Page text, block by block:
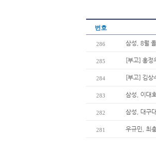
번호
286 삼성, 8월
285 [부고] 홍정
284 [부고] 김상
283 삼성, 이대
282 삼성, 대구
281 우규민, 최